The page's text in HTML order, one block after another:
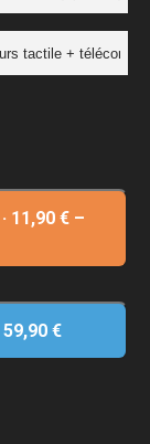
· 11,90 € –
59,90 €